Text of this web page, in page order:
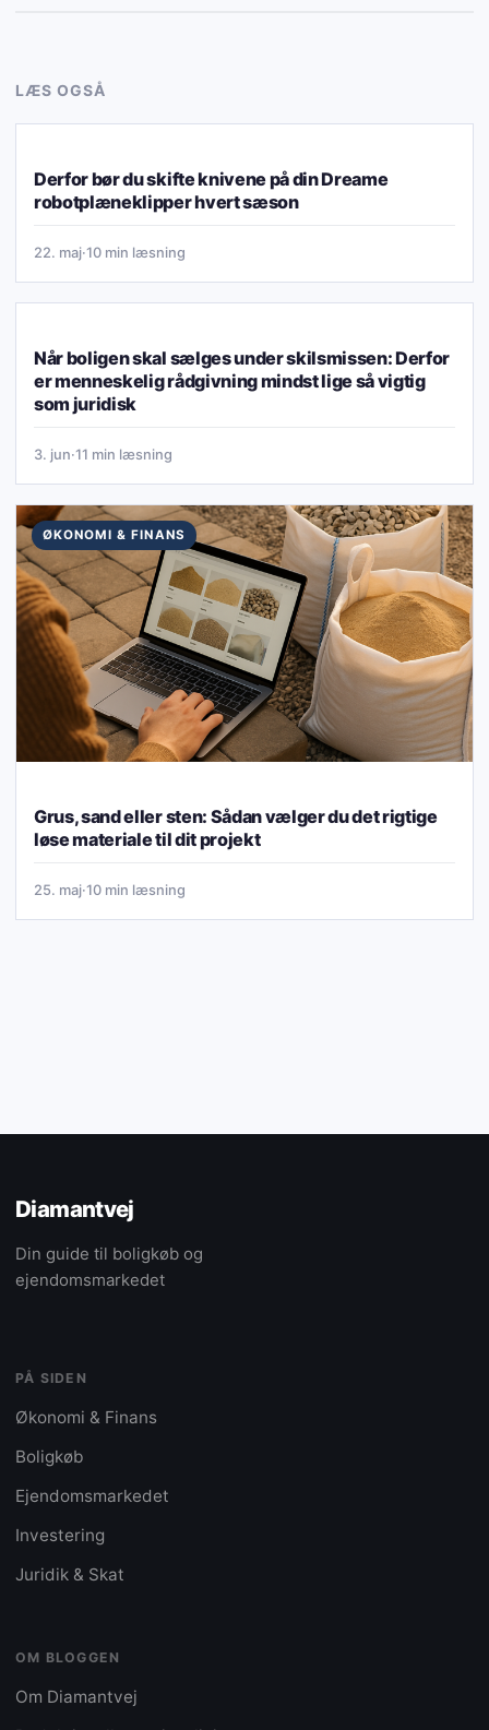
LÆS OGSÅ
Derfor bør du skifte knivene på din Dreame
robotplæneklipper hvert sæson
22. maj·10 min læsning
Når boligen skal sælges under skilsmissen: Derfor
er menneskelig rådgivning mindst lige så vigtig
som juridisk
3. jun·11 min læsning
ØKONOMI & FINANS
Grus, sand eller sten: Sådan vælger du det rigtige
løse materiale til dit projekt
25. maj·10 min læsning
Diamantvej
Din guide til boligkøb og
ejendomsmarkedet
PÅ SIDEN
Økonomi & Finans
Boligkøb
Ejendomsmarkedet
Investering
Juridik & Skat
OM BLOGGEN
Om Diamantvej